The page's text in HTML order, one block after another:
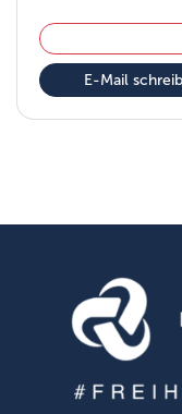
E-Mail